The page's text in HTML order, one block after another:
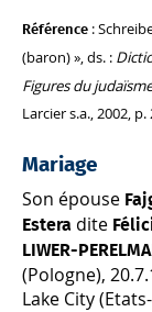
Référence :
(baron) », ds. :
Figures du
Larcier s.a., 2002, p.
Mariage
Son épouse
Estera dite
LIWER-
(Pologne),
Lake City